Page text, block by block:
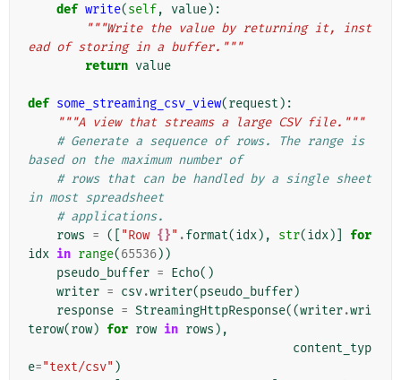
def write(self, value):
"""Write the value by returning it, inst
ead of storing in a buffer."""
return value
def some_streaming_csv_view(request ):
"""A view that streams a large CSV file."""
# Generate a sequence of rows. The range is
based on the maximum number of
# rows that can be handled by a single sheet
in most spreadsheet
# applications.
rows = ([ "Row {}" .format(idx), str(idx)]
for
idx in range(65536))
pseudo_buffer = Echo()
writer = csv.writer(pseudo_buffer)
response = StreamingHttpResponse((writer.wri
terow(row) for row in rows ),
content_typ
e="text/csv" )